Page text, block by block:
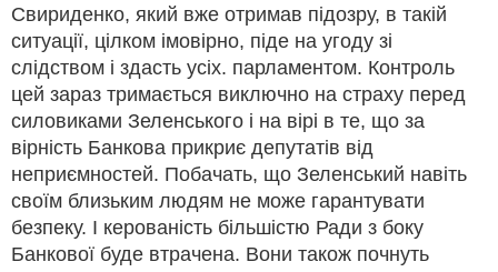
Свириденко, який вже отримав підозру, в такій
ситуації, цілком імовірно, піде на угоду зі
слідством і здасть усіх. парламентом. Контроль
цей зараз тримається виключно на страху перед
силовиками Зеленського і на вірі в те, що за
вірність Банкова прикриє депутатів від
неприємностей. Побачать, що Зеленський навіть
своїм близьким людям не може гарантувати
безпеку. І керованість більшістю Ради з боку
Банкової буде втрачена. Вони також почнуть